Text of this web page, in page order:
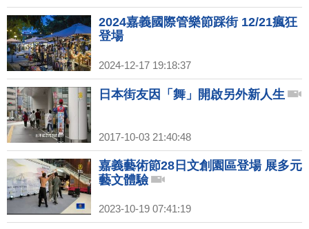
2024嘉義國際管樂節踩街 12/21瘋狂
登場
2024-12-17 19:18:37
日本街友因「舞」開啟另外新人生
2017-10-03 21:40:48
嘉義藝術節28日文創園區登場 展多元
藝文體驗
2023-10-19 07:41:19